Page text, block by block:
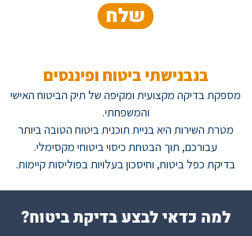
שלח
בנבנישתי ביטוח ופיננסים
מספקת בדיקה מקצועית ומקיפה של תיק הביטוח האישי
והמשפחתי.
מטרת השירות היא בניית תוכנית ביטוח הטובה ביותר
עבורכם, תוך הבטחת כיסוי ביטוחי מקסימלי.
בדיקת כפל ביטוח, וחיסכון בעלויות בפוליסות קיימות.
​למה כדאי לבצע בדיקת ביטוח?